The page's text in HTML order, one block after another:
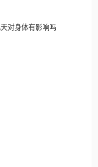
对身体有影响吗